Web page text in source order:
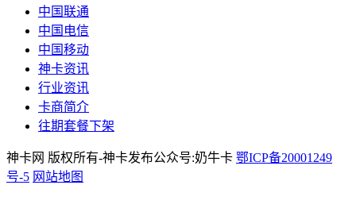
中国联通
中国电信
中国移动
神卡资讯
行业资讯
卡商简介
往期套餐下架
神卡网 版权所有-神卡发布公众号:奶牛卡 鄂ICP备20001249
号-5 网站地图